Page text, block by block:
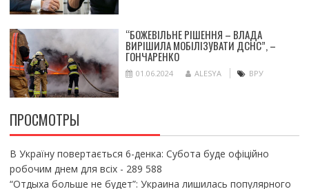
“БОЖЕВІЛЬНЕ РІШЕННЯ – ВЛАДА
ВИРІШИЛА МОБІЛІЗУВАТИ ДСНС”, –
ГОНЧАРЕНКО
01.06.2024 ALESYA ВРУ
ПРОСМОТРЫ
В Україну повертається 6-денка: Субота буде офіційно
робочим днем для всіх- 289 588
“Отдыха больше не будет”: Украина лишилась популярного